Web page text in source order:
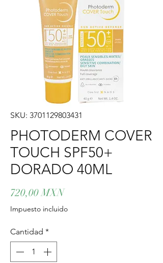
SKU: 3701129803431
PHOTODERM COVER
TOUCH SPF50+
DORADO 40ML
720,00 MXNPrecio
Impuesto incluido
Cantidad *